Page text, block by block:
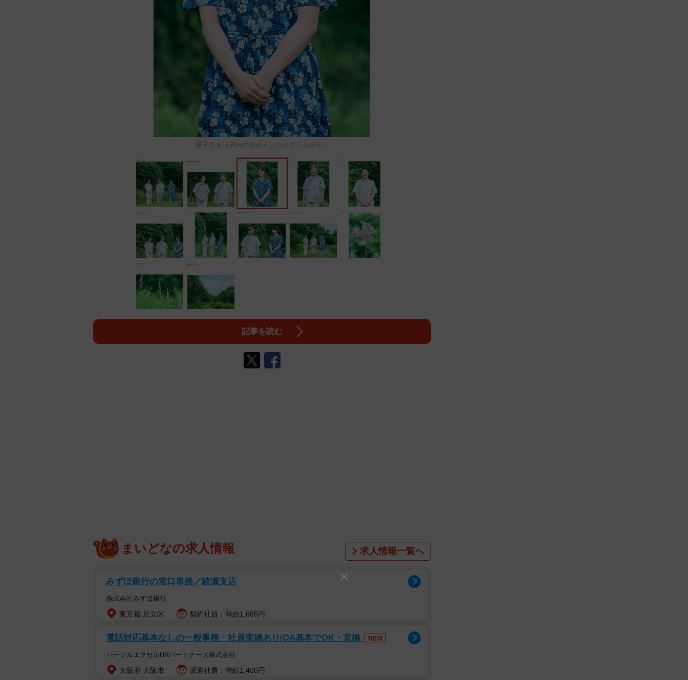
愛子さま（宮内庁公式インスタグラムから）
記事を読む
まいどなの求人情報 求人情報一覧へ
みずほ銀行の窓口事務／綾瀬支店
株式会社みずほ銀行
東京都 足立区 契約社員：時給1,665円
電話対応基本なしの一般事務・社員実績あり/OA基本でOK・京橋 NEW
パーソルエクセルHRパートナーズ株式会社
大阪府 大阪市 派遣社員：時給1,400円